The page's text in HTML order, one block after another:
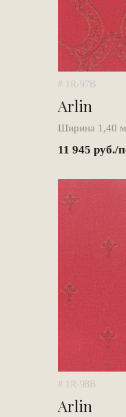
# 1R-97B
Arlin
Ширина 1,40
11 945 руб./
# 1R-98B
Arlin